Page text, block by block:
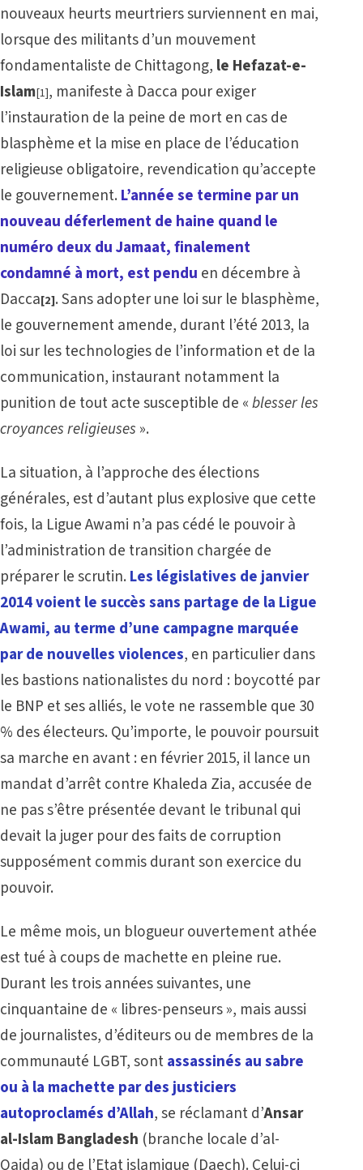
nouveaux heurts meurtriers surviennent en mai,
lorsque des militants d’un mouvement
fondamentaliste de Chittagong, le Hefazat-e-
Islam[1], manifeste à Dacca pour exiger
l’instauration de la peine de mort en cas de
blasphème et la mise en place de l’éducation
religieuse obligatoire, revendication qu’accepte
le gouvernement. L’année se termine par un
nouveau déferlement de haine quand le
numéro deux du Jamaat, finalement
condamné à mort, est pendu en décembre à
Dacca[2]. Sans adopter une loi sur le blasphème,
le gouvernement amende, durant l’été 2013, la
loi sur les technologies de l’information et de la
communication, instaurant notamment la
punition de tout acte susceptible de «blesser les
croyances religieuses ».
La situation, à l’approche des élections
générales, est d’autant plus explosive que cette
fois, la Ligue Awami n’a pas cédé le pouvoir à
l’administration de transition chargée de
préparer le scrutin. Les législatives de janvier
2014 voient le succès sans partage de la Ligue
Awami, au terme d’une campagne marquée
par de nouvelles violences, en particulier dans
les bastions nationalistes du nord : boycotté par
le BNP et ses alliés, le vote ne rassemble que 30
% des électeurs. Qu’importe, le pouvoir poursuit
sa marche en avant : en février 2015, il lance un
mandat d’arrêt contre Khaleda Zia, accusée de
ne pas s’être présentée devant le tribunal qui
devait la juger pour des faits de corruption
supposément commis durant son exercice du
pouvoir.
Le même mois, un blogueur ouvertement athée
est tué à coups de machette en pleine rue.
Durant les trois années suivantes, une
cinquantaine de « libres-penseurs », mais aussi
de journalistes, d’éditeurs ou de membres de la
communauté LGBT, sontassassinés au sabre
ou à la machette par des justiciers
autoproclamés d’Allah, se réclamant d’Ansar
al-Islam Bangladesh (branche locale d’al-
Qaida) ou de l’Etat islamique (Daech). Celui-ci